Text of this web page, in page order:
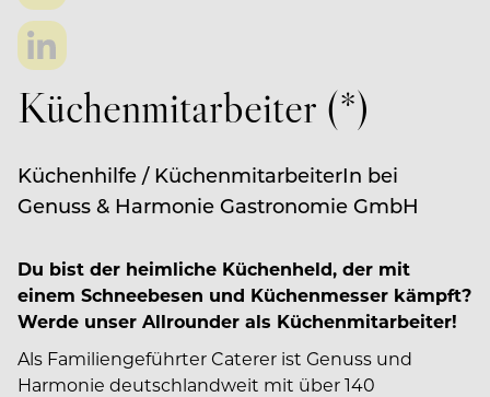
Küchenmitarbeiter (*)
Küchenhilfe / KüchenmitarbeiterIn bei
Genuss & Harmonie Gastronomie GmbH
Du bist der heimliche Küchenheld, der mit
einem Schneebesen und Küchenmesser kämpft?
Werde unser Allrounder als Küchenmitarbeiter!
Als Familiengeführter Caterer ist Genuss und
Harmonie deutschlandweit mit über 140